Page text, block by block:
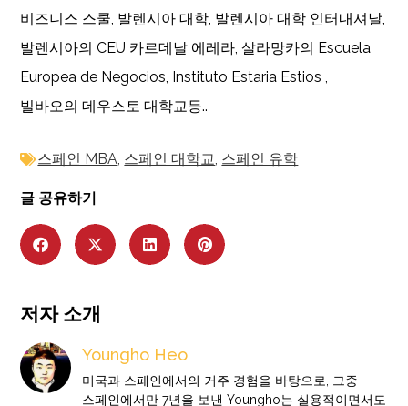
비즈니스 스쿨, 발렌시아 대학, 발렌시아 대학 인터내셔날,
발렌시아의 CEU 카르데날 에레라, 살라망카의 Escuela
Europea de Negocios, Instituto Estaria Estios ,
빌바오의 데우스토 대학교등..
스페인 MBA, 스페인 대학교, 스페인 유학
글 공유하기
저자 소개
Youngho Heo
미국과 스페인에서의 거주 경험을 바탕으로, 그중
스페인에서만 7년을 보낸 Youngho는 실용적이면서도